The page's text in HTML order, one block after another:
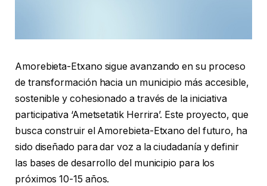
Amorebieta-Etxano sigue avanzando en su proceso
de transformación hacia un municipio más accesible,
sostenible y cohesionado a través de la iniciativa
participativa ‘Ametsetatik Herrira’. Este proyecto, que
busca construir el Amorebieta-Etxano del futuro, ha
sido diseñado para dar voz a la ciudadanía y definir
las bases de desarrollo del municipio para los
próximos 10-15 años.